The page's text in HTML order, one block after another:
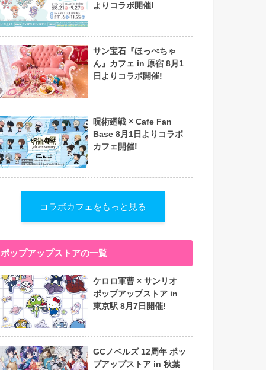
よりコラボ開催!
サン宝石『ほっぺちゃ
ん』カフェ in 原宿 8月1
日よりコラボ開催!
呪術廻戦 × Cafe Fan
Base 8月1日よりコラボ
カフェ開催!
コラボカフェをもっと見る
ポップアップストアの一覧
ケロロ軍曹 × サンリオ
ポップアップストア in
東京駅 8月7日開催!
GCノベルズ 12周年 ポッ
プアップストア in 秋葉